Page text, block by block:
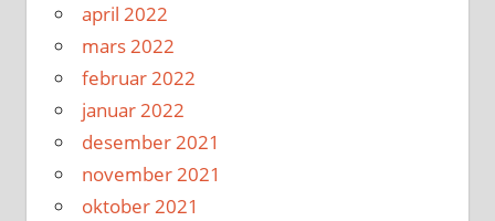
april 2022
mars 2022
februar 2022
januar 2022
desember 2021
november 2021
oktober 2021